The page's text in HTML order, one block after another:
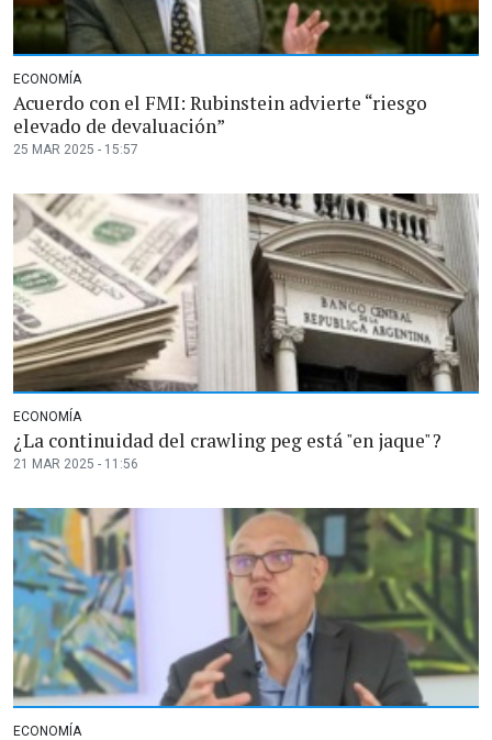
ECONOMÍA
Acuerdo con el FMI: Rubinstein advierte “riesgo
elevado de devaluación”
25 MAR 2025 - 15:57
ECONOMÍA
¿La continuidad del crawling peg está "en jaque"?
21 MAR 2025 - 11:56
ECONOMÍA